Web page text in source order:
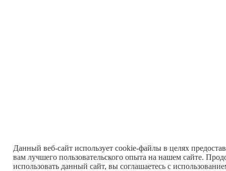
Данный веб-сайт использует cookie-файлы в целях
вам лучшего пользовательского опыта на нашем сайте.
использовать данный сайт, вы соглашаетесь с